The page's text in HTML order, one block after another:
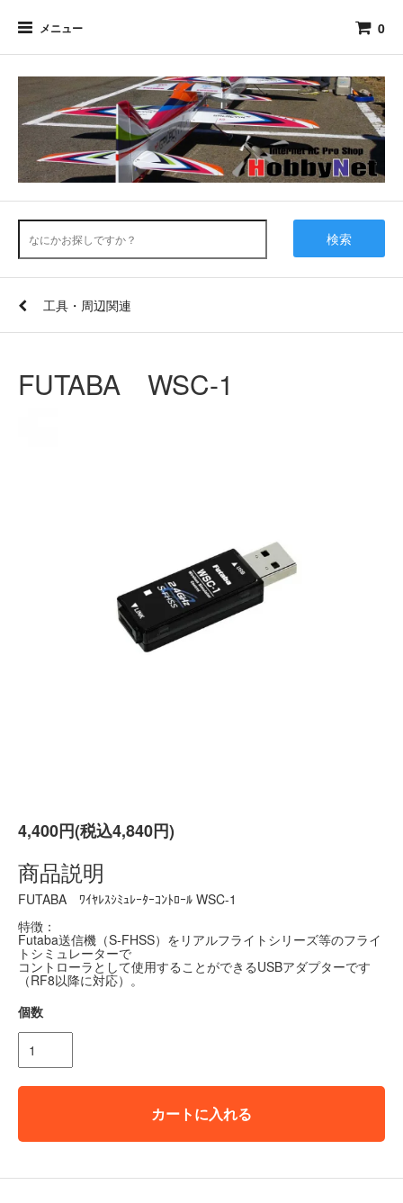
メニュー 0
検索
工具・周辺関連
FUTABA WSC-1
4,400円(税込4,840円)
商品説明
FUTABA ﾜｲﾔﾚｽｼﾐｭﾚｰﾀｰｺﾝﾄﾛｰﾙ WSC-1
特徴：
Futaba送信機（S-FHSS）をリアルフライトシリーズ等のフライ
トシミュレーターで
コントローラとして使用することができるUSBアダプターです
（RF8以降に対応）。
個数
カートに入れる